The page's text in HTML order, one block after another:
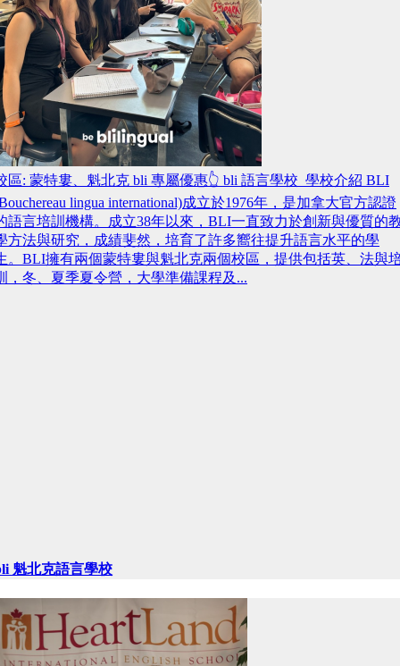
區: 蒙特婁、魁北克 bli 專屬優惠👆 bli 語言學校 學校介紹 BLI
lingua international)成立於1976年，是加拿大官方認證
語言培訓機構。成立38年以來，BLI一直致力於創新與優質的
方法與研究，成績斐然，培育了許多嚮往提升語言水平的學
。BLI擁有兩個蒙特婁與魁北克兩個校區，提供包括英、法與
，冬、夏季夏令營，大學準備課程及...
魁北克語言學校